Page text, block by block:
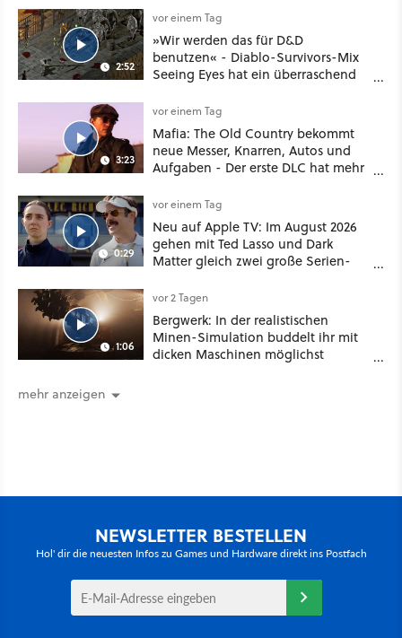
2:52
vor einem Tag
»Wir werden das für D&D
benutzen« - Diablo-Survivors-Mix
Seeing Eyes hat ein überraschend
3:23
vor einem Tag
Mafia: The Old Country bekommt
neue Messer, Knarren, Autos und
Aufgaben - Der erste DLC hat mehr
0:29
vor einem Tag
Neu auf Apple TV: Im August 2026
gehen mit Ted Lasso und Dark
Matter gleich zwei große Serien-
1:06
vor 2 Tagen
Bergwerk: In der realistischen
Minen-Simulation buddelt ihr mit
dicken Maschinen möglichst
mehr anzeigen
NEWSLETTER BESTELLEN
Hol' dir die neuesten Infos zu Games und Hardware direkt ins Postfach